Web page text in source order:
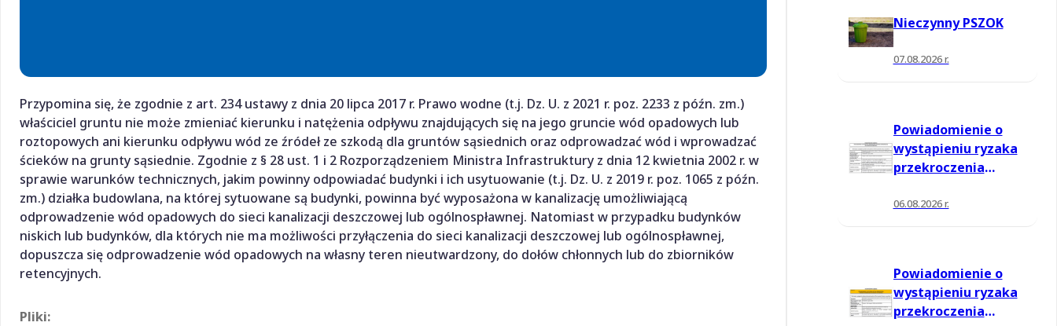
Przypomina się, że zgodnie z art. 234 ustawy z dnia 20 lipca 2017 r. Prawo wodne (t.j. Dz. U. z 2021 r. poz. 2233 z późn. zm.)
właściciel gruntu nie może zmieniać kierunku i natężenia odpływu znajdujących się na jego gruncie wód opadowych lub
roztopowych ani kierunku odpływu wód ze źródeł ze szkodą dla gruntów sąsiednich oraz odprowadzać wód i wprowadzać
ścieków na grunty sąsiednie. Zgodnie z § 28 ust. 1 i 2 Rozporządzeniem Ministra Infrastruktury z dnia 12 kwietnia 2002 r. w
sprawie warunków technicznych, jakim powinny odpowiadać budynki i ich usytuowanie (t.j. Dz. U. z 2019 r. poz. 1065 z późn.
zm.) działka budowlana, na której sytuowane są budynki, powinna być wyposażona w kanalizację umożliwiającą
odprowadzenie wód opadowych do sieci kanalizacji deszczowej lub ogólnospławnej. Natomiast w przypadku budynków
niskich lub budynków, dla których nie ma możliwości przyłączenia do sieci kanalizacji deszczowej lub ogólnospławnej,
dopuszcza się odprowadzenie wód opadowych na własny teren nieutwardzony, do dołów chłonnych lub do zbiorników
retencyjnych.
Pliki:
Nieczynny PSZOK
07.08.2026 r.
Powiadomienie o
wystąpieniu ryzaka
przekroczenia
informowania dla
06.08.2026 r.
Powiadomienie o
wystąpieniu ryzaka
przekroczenia